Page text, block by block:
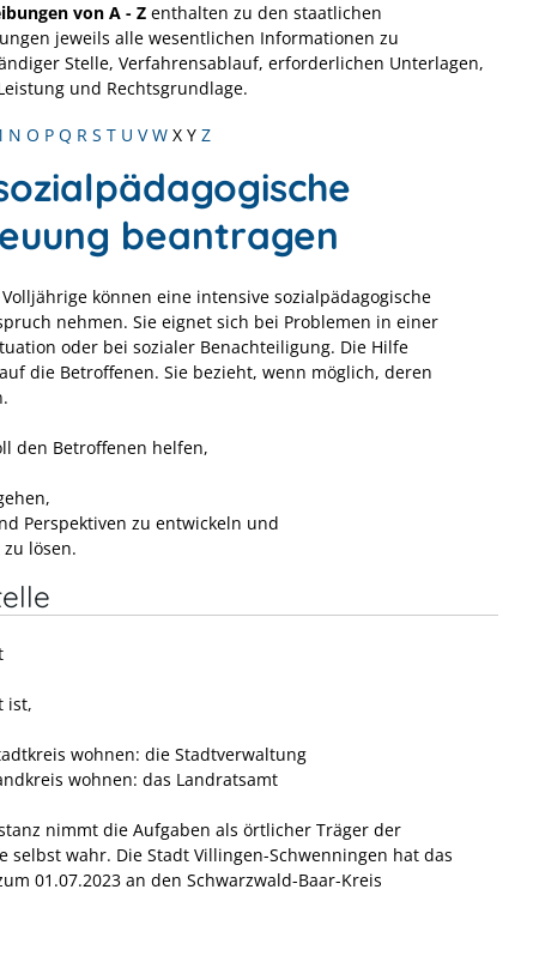
von A - Z enthalten zu den staatlichen
jeweils alle wesentlichen Informationen zu
Stelle, Verfahrensablauf, erforderlichen Unterlagen,
und Rechtsgrundlage.
N O P Q R S T U V W X Y Z
beantragen
können eine intensive sozialpädagogische
nehmen. Sie eignet sich bei Problemen in einer
oder bei sozialer Benachteiligung. Die Hilfe
die Betroffenen. Sie bezieht, wenn möglich, deren
den Betroffenen helfen,
Perspektiven zu entwickeln und
lösen.
ist,
wohnen: die Stadtverwaltung
wohnen: das Landratsamt
nimmt die Aufgaben als örtlicher Träger der
selbst wahr. Die Stadt Villingen-Schwenningen hat das
01.07.2023 an den Schwarzwald-Baar-Kreis